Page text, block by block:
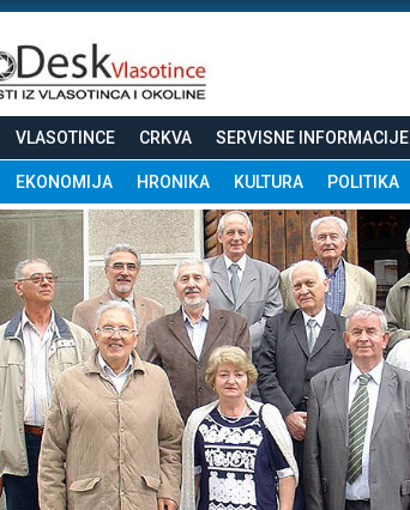
VLASOTINCE CRKVA SERVISNE INFORMACIJE
EKONOMIJA HRONIKA KULTURA POLITIKA